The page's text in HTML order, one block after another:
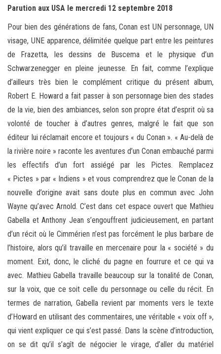
Parution aux USA le mercredi 12 septembre 2018
Pour bien des générations de fans, Conan est UN personnage, UN
visage, UNE apparence, délimitée quelque part entre les peintures
de Frazetta, les dessins de Buscema et le physique d’un
Schwarzenegger en pleine jeunesse. En fait, comme l’explique
d’ailleurs très bien le complément critique du présent album,
Robert E. Howard a fait passer à son personnage bien des stades
de la vie, bien des ambiances, selon son propre état d’esprit où sa
volonté de toucher à d’autres genres, malgré le fait que son
éditeur lui réclamait encore et toujours « du Conan ». « Au-delà de
la rivière noire » raconte les aventures d’un Conan embauché parmi
les effectifs d’un fort assiégé par les Pictes. Remplacez
« Pictes » par « Indiens » et vous comprendrez que le Conan de la
nouvelle d’origine avait sans doute plus en commun avec John
Wayne qu’avec Arnold. C’est dans cet espace ouvert que Mathieu
Gabella et Anthony Jean s’engouffrent judicieusement, en partant
d’un récit où le Cimmérien n’est pas forcément le plus barbare de
l’histoire, alors qu’il travaille en mercenaire pour la « société » du
moment. Exit, donc, le cliché du pagne en fourrure et ce qui va
avec. Mathieu Gabella travaille beaucoup sur la tonalité de Conan,
sur la voix, que ce soit celle du personnage ou celle du récit. En
termes de narration, Gabella revient par moments vers le texte
d’Howard en utilisant des commentaires, une véritable « voix off »,
qui vient expliquer ce qui s’est passé. Dans la scène d’introduction,
on se dit qu’il s’agît de négocier le virage, d’aller du matériel